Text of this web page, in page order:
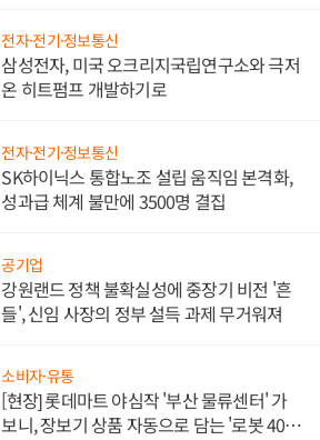
전자·전기·정보통신
삼성전자, 미국 오크리지국립연구소와 극저
온 히트펌프 개발하기로
전자·전기·정보통신
SK하이닉스 통합노조 설립 움직임 본격화,
성과급 체계 불만에 3500명 결집
공기업
강원랜드 정책 불확실성에 중장기 비전 '흔
들', 신임 사장의 정부 설득 과제 무거워져
소비자·유통
[현장] 롯데마트 야심작 '부산 물류센터' 가
보니, 장보기 상품 자동으로 담는 '로봇 400